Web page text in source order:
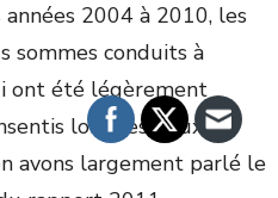
2004 à 2010, les
sommes conduits à
ont été légèrement
lors des deux
avons largement parlé le